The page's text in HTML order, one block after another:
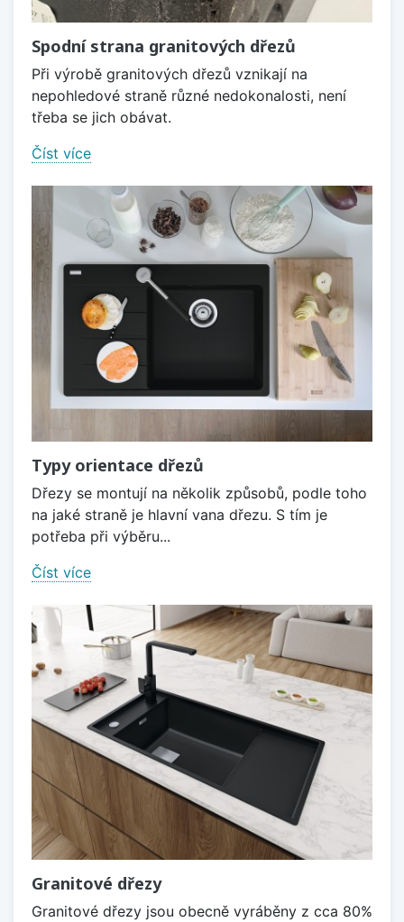
Spodní strana granitových dřezů
Při výrobě granitových dřezů vznikají na
nepohledové straně různé nedokonalosti, není
třeba se jich obávat.
Číst více
Typy orientace dřezů
Dřezy se montují na několik způsobů, podle toho
na jaké straně je hlavní vana dřezu. S tím je
potřeba při výběru...
Číst více
Granitové dřezy
Granitové dřezy jsou obecně vyráběny z cca 80%